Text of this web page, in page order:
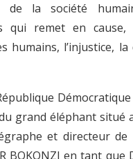
de la société
qui remet en
l’injustice,
grand éléphant
et directeur
BOKONZI en tant